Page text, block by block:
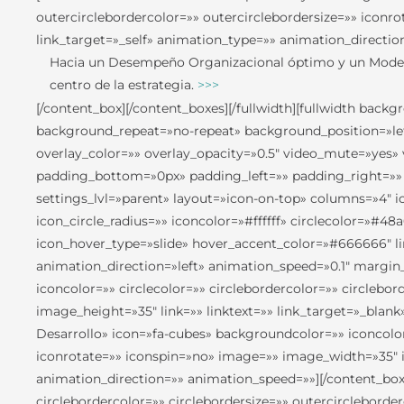
outercirclebordercolor=»» outercirclebordersize=»»
link_target=»_self» animation_type=»»
Hacia un Desempeño Organizacional óptimo y un
centro de la estrategia. >>>
[/content_box][/content_boxes][/fullwidth][fullwidth
background_repeat=»no-repeat»
overlay_color=»» overlay_opacity=»0.5″
padding_bottom=»0px» padding_left=»»
settings_lvl=»parent» layout=»icon-on-top» columns=»4″
icon_circle_radius=»» iconcolor=»#ffffff»
icon_hover_type=»slide» hover_accent_color=»#666666″
animation_direction=»left» animation_speed=»0.1″
iconcolor=»» circlecolor=»» circlebordercolor=»»
image_height=»35″ link=»» linktext=»»
Desarrollo» icon=»fa-cubes» backgroundcolor=»»
iconrotate=»» iconspin=»no» image=»»
animation_direction=»» animation_speed=»»][/